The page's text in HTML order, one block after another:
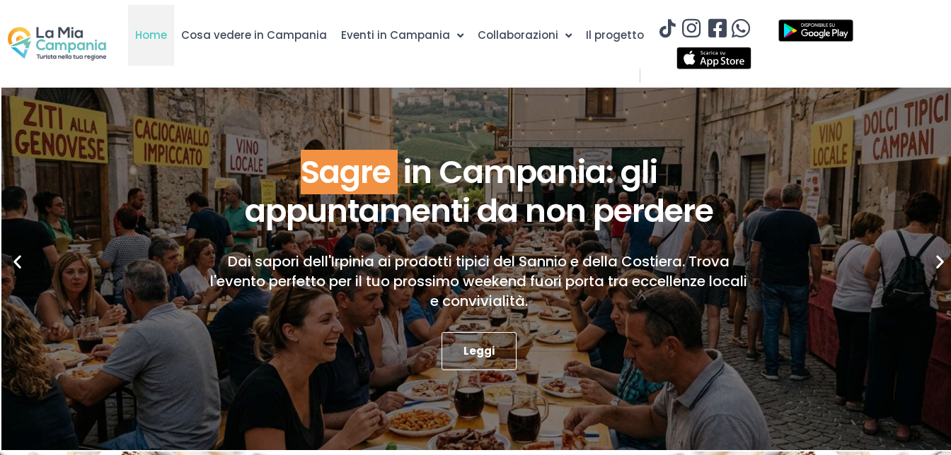
Home Cosa vedere in Campania Eventi in Campania Collaborazioni Il progetto
Sagre in Campania: gli
appuntamenti da non perdere
Dai sapori dell'Irpinia ai prodotti tipici del Sannio e della Costiera. Trova
l'evento perfetto per il tuo prossimo weekend fuori porta tra eccellenze locali
e convivialità.
Leggi